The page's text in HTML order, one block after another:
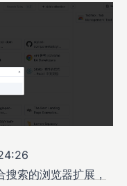
索的浏览器扩展，